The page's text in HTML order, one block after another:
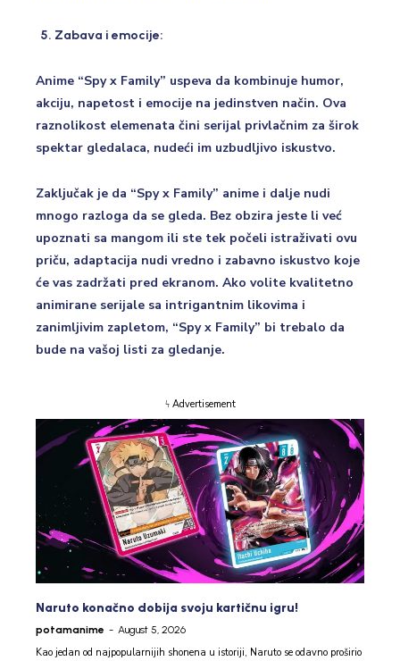
Zabava i emocije:
Anime “Spy x Family” uspeva da kombinuje humor,
akciju, napetost i emocije na jedinstven način. Ova
raznolikost elemenata čini serijal privlačnim za širok
spektar gledalaca, nudeći im uzbudljivo iskustvo.
Zaključak je da “Spy x Family” anime i dalje nudi
mnogo razloga da se gleda. Bez obzira jeste li već
upoznati sa mangom ili ste tek počeli istraživati ovu
priču, adaptacija nudi vredno i zabavno iskustvo koje
će vas zadržati pred ekranom. Ako volite kvalitetno
animirane serijale sa intrigantnim likovima i
zanimljivim zapletom, “Spy x Family” bi trebalo da
bude na vašoj listi za gledanje.
ϟ Advertisement
Naruto konačno dobija svoju kartičnu igru!
potamanime - August 5, 2026
Kao jedan od najpopularnijih shonena u istoriji, Naruto se odavno proširio